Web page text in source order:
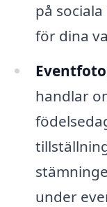
på
för dina
handlar
under